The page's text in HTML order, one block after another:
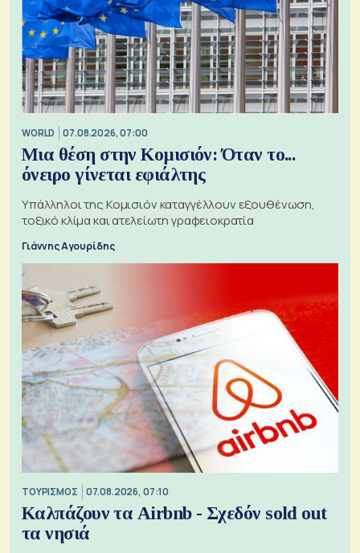
WORLD 07.08.2026, 07:00
Μια θέση στην Κομισιόν: Όταν το...
όνειρο γίνεται εφιάλτης
Υπάλληλοι της Κομισιόν καταγγέλλουν εξουθένωση,
τοξικό κλίμα και ατελείωτη γραφειοκρατία
Γιάννης Αγουρίδης
ΤΟΥΡΙΣΜΟΣ 07.08.2026, 07:10
Καλπάζουν τα Airbnb - Σχεδόν sold out
τα νησιά